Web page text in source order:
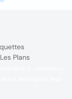
Plans
acceptez leur